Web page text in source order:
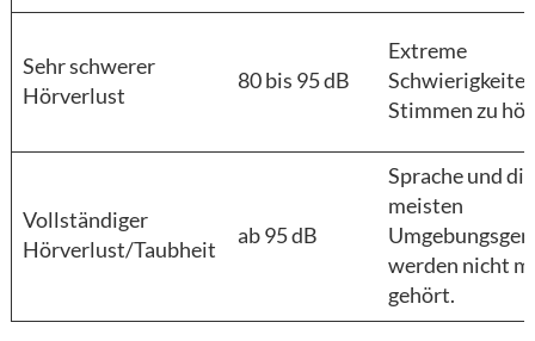
Sehr schwerer
Hörverlust
80 bis 95 dB
Extreme
Stimmen zu
Vollständiger
Hörverlust/Taubheit
ab 95 dB
Sprache und die
meisten
werden nicht
gehört.